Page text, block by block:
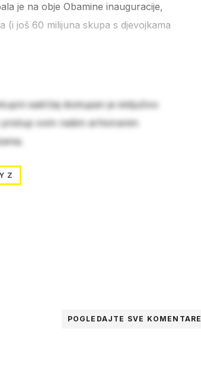
je na obje Obamine inauguracije,
(i još 60 milijuna skupa s djevojkama
sadržaj dostupan je isključivo
svim našim arhiviranim
Z
POGLEDAJTE SVE KOMENTARE